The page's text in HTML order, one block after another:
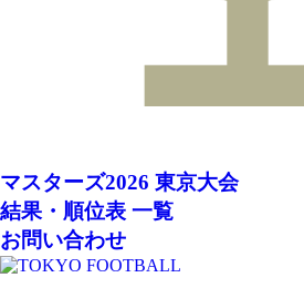
マスターズ2026 東京大会
結果・順位表 一覧
お問い合わせ